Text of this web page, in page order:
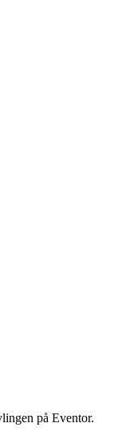
på Eventor.